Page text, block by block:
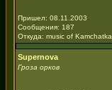
Пришел: 08.11.2003
Сообщения: 187
Откуда: music of Kamchatka
Supernova
Гроза орков